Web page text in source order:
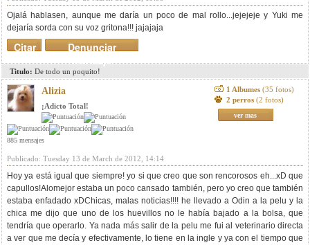
Ojalá hablasen, aunque me daría un poco de mal rollo...jejejeje y Yuki me
dejaría sorda con su voz gritona!!! jajajaja
Denunciar
mensaje
Citar
Titulo: De todo un poquito!
Alizia
¡Adicto Total!
885 mensajes
1 Albumes (35 fotos)
2 perros (2 fotos)
ver mas
Publicado: Tuesday 13 de March de 2012, 14:14
Hoy ya está igual que siempre! yo si que creo que son rencorosos eh...xD que
capullos!Alomejor estaba un poco cansado también, pero yo creo que también
estaba enfadado xDChicas, malas noticias!!!! he llevado a Odin a la pelu y la
chica me dijo que uno de los huevillos no le había bajado a la bolsa, que
tendría que operarlo. Ya nada más salir de la pelu me fui al veterinario directa
a ver que me decía y efectivamente, lo tiene en la ingle y ya con el tiempo que